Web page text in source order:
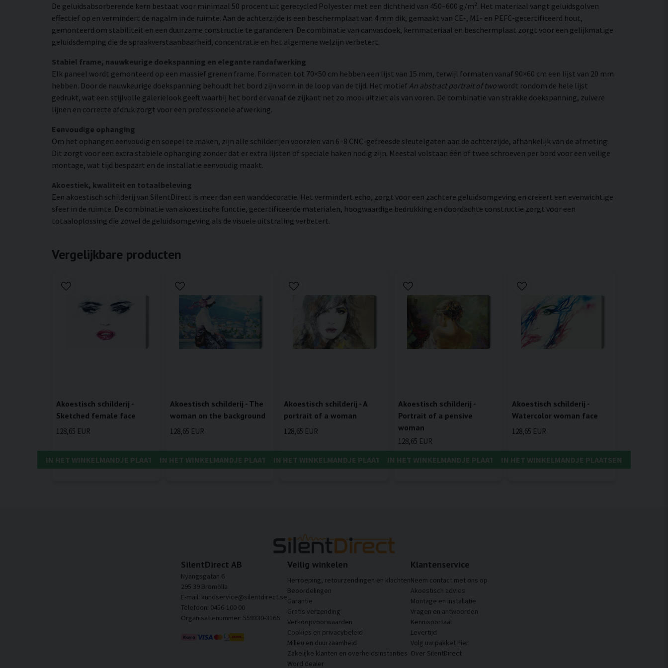
De geluidsabsorberende kern bestaat voor minimaal 50 procent uit gerecycled Polyester met een dichtheid van 450–600 g/m². Het materiaal vangt geluidsgolven
effectief op en vermindert de nagalm in de ruimte. Aan de achterzijde is een beschermplaat van 4 mm dik, gemaakt van CE-, M1- en PEFC-gecertificeerd hout,
gemonteerd om stabiliteit en een duurzame constructie te garanderen. De combinatie van canvasdoek, kernmateriaal en beschermplaat zorgt voor een gelijkmatige
geluidsdemping die de spraakverstaanbaarheid, concentratie en het algemene welzijn verbetert.
Stabiel frame, nauwkeurige doekspanning en elegante randafwerking
Elk paneel wordt gemonteerd op een massief grenen frame. Formaten tot 70×50 cm hebben een lijst van 15 mm, terwijl formaten vanaf 90×60 cm een lijst van 20 mm
hebben. Door de nauwkeurige doekspanning behoudt het bord zijn vorm in de loop van de tijd. Het motief An abstract portrait of two wordt rondom de hele lijst
gedrukt, wat een stijlvolle galerielook geeft waarbij het bord er vanaf de zijkant net zo mooi uitziet als van voren. De combinatie van strakke doekspanning, zuivere
lijnen en correcte afdruk zorgt voor een professionele afwerking.
Eenvoudige ophanging
Om het ophangen eenvoudig en soepel te maken, zijn alle schilderijen voorzien van 6–8 CNC-gefreesde sleutelgaten aan de achterzijde, afhankelijk van de afmeting.
Dit zorgt voor een extra stabiele ophanging zonder dat er extra lijsten of speciale haken nodig zijn. Meestal volstaan één of twee schroeven per bord voor een veilige
montage, wat tijd bespaart en de installatie eenvoudig maakt.
Akoestiek, kwaliteit en totaalbeleving
Een akoestisch schilderij van SilentDirect is meer dan een wanddecoratie. Het vermindert echo, zorgt voor een zachtere geluidsomgeving en creëert een evenwichtige
sfeer in de ruimte. De combinatie van akoestische functie, gecertificeerde materialen, hoogwaardige bedrukking en doordachte constructie zorgt voor een
totaaloplossing die zowel de geluidsomgeving als de visuele uitstraling verbetert.
Vergelijkbare producten
Akoestisch schilderij -
Sketched female face
128,65 EUR
IN HET WINKELMANDJE PLAATSEN
Akoestisch schilderij - The
woman on the background
128,65 EUR
IN HET WINKELMANDJE PLAATSEN
Akoestisch schilderij - A
portrait of a woman
128,65 EUR
IN HET WINKELMANDJE PLAATSEN
Akoestisch schilderij -
Portrait of a pensive
woman
128,65 EUR
IN HET WINKELMANDJE PLAATSEN
Akoestisch schilderij -
Watercolor woman face
128,65 EUR
IN HET WINKELMANDJE PLAATSEN
SilentDirect AB
Nyängsgatan 6
295 39 Bromölla
E-mail: kundservice@silentdirect.se
Telefoon: 0456-100 00
Organisatienummer: 559330-3166
Veilig winkelen
Herroeping, retourzendingen en klachten
Beoordelingen
Garantie
Gratis verzending
Verkoopvoorwaarden
Cookies en privacybeleid
Milieu en duurzaamheid
Zakelijke klanten en overheidsinstanties
Word dealer
Klantenservice
Neem contact met ons op
Akoestisch advies
Montage en installatie
Vragen en antwoorden
Kennisportaal
Levertijd
Volg uw pakket hier
Over SilentDirect